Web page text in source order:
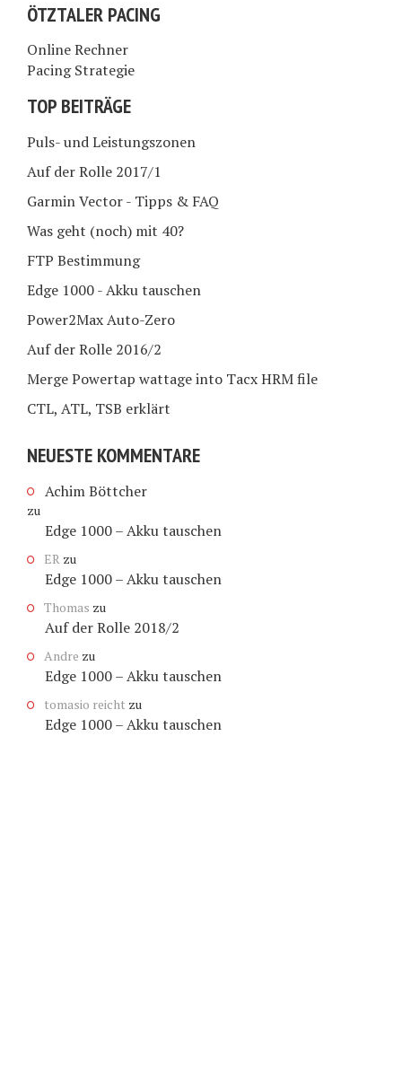
ÖTZTALER PACING
Online Rechner
Pacing Strategie
TOP BEITRÄGE
Puls- und Leistungszonen
Auf der Rolle 2017/1
Garmin Vector - Tipps & FAQ
Was geht (noch) mit 40?
FTP Bestimmung
Edge 1000 - Akku tauschen
Power2Max Auto-Zero
Auf der Rolle 2016/2
Merge Powertap wattage into Tacx HRM file
CTL, ATL, TSB erklärt
NEUESTE KOMMENTARE
Achim Böttcher
zu
Edge 1000 – Akku tauschen
ER zu
Edge 1000 – Akku tauschen
Thomas zu
Auf der Rolle 2018/2
Andre zu
Edge 1000 – Akku tauschen
tomasio reicht zu
Edge 1000 – Akku tauschen